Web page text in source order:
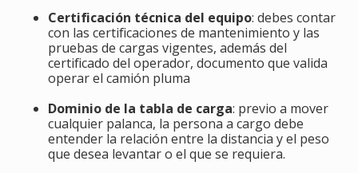
Certificación técnica del equipo: debes contar
con las certificaciones de mantenimiento y las
pruebas de cargas vigentes, además del
certificado del operador, documento que valida
operar el camión pluma
Dominio de la tabla de carga: previo a mover
cualquier palanca, la persona a cargo debe
entender la relación entre la distancia y el peso
que desea levantar o el que se requiera.